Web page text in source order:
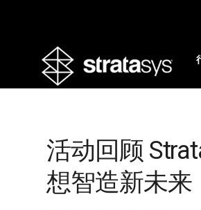
活动回顾
想智造新未来